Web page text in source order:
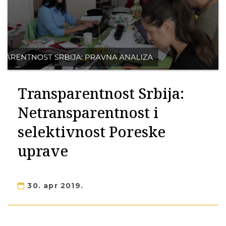
Transparentnost Srbija:
Netransparentnost i
selektivnost Poreske
uprave
30. apr 2019.